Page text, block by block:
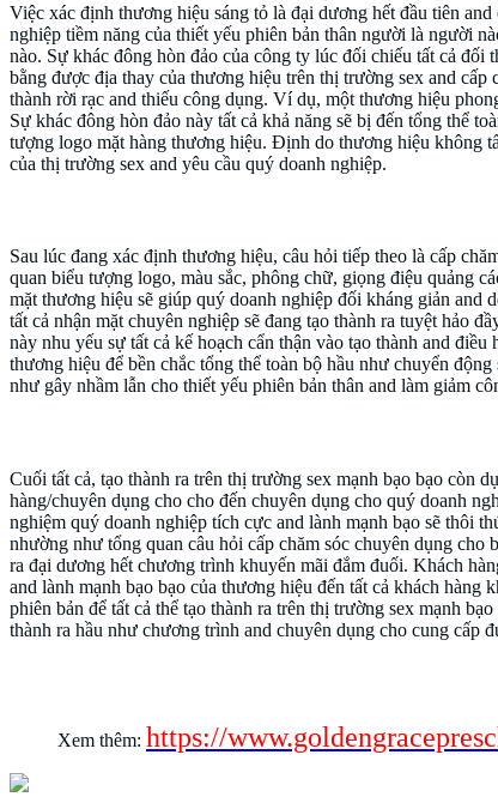
Việc xác định thương hiệu sáng tỏ là đại dương hết đầu tiên
nghiệp tiềm năng của thiết yếu phiên bản thân người là người
nào. Sự khác đông hòn đảo của công ty lúc đối chiếu tất cả
bằng được địa thay của thương hiệu trên thị trường sex and
thành rời rạc and thiếu công dụng. Ví dụ, một thương hiệu
Sự khác đông hòn đảo này tất cả khả năng sẽ bị đến tổng thể
tượng logo mặt hàng thương hiệu. Định do thương hiệu không
của thị trường sex and yêu cầu quý doanh nghiệp.
Sau lúc đang xác định thương hiệu, câu hỏi tiếp theo là cấp
quan biểu tượng logo, màu sắc, phông chữ, giọng điệu quảng
mặt thương hiệu sẽ giúp quý doanh nghiệp đối kháng giản and
tất cả nhận mặt chuyên nghiệp sẽ đang tạo thành ra tuyệt hảo
này nhu yếu sự tất cả kế hoạch cẩn thận vào tạo thành and
thương hiệu để bền chắc tổng thể toàn bộ hầu như chuyển
như gây nhầm lẫn cho thiết yếu phiên bản thân and làm giảm
Cuối tất cả, tạo thành ra trên thị trường sex mạnh bạo bạo còn
hàng/chuyên dụng cho cho đến chuyên dụng cho quý doanh
nghiệm quý doanh nghiệp tích cực and lành mạnh bạo sẽ thôi
nhường như tổng quan câu hỏi cấp chăm sóc chuyên dụng
ra đại dương hết chương trình khuyến mãi đắm đuối. Khách
and lành mạnh bạo bạo của thương hiệu đến tất cả khách
phiên bản để tất cả thể tạo thành ra trên thị trường sex mạnh
thành ra hầu như chương trình and chuyên dụng cho cung cấp
Xem thêm: https://